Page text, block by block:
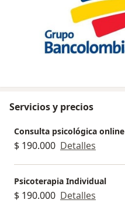
Servicios y precios
Consulta psicológica online
$ 190.000 Detalles
Psicoterapia Individual
$ 190.000 Detalles